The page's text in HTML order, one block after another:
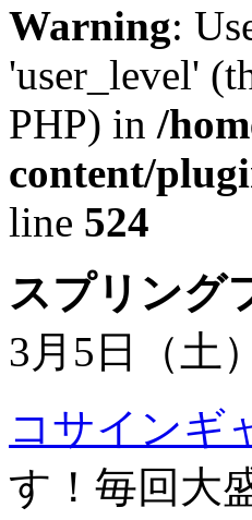
Warning:
'user_level'
PHP) in /
content/
line 524
スプリング
3月5日（土
コサインギ
す！毎回大